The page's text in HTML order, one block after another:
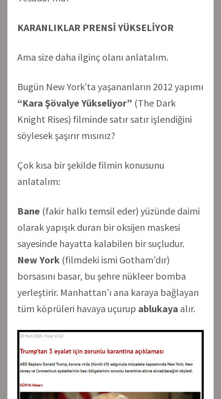
KARANLIKLAR PRENSİ YÜKSELİYOR
Ama size daha ilginç olanı anlatalım.
Bugün New York’ta yaşananların 2012 yapımı
“Kara Şövalye Yükseliyor” (The Dark
Knight Rises) filminde satır satır işlendiğini
söylesek şaşırır mısınız?
Çok kısa bir şekilde filmin konusunu
anlatalım:
Bane (fakir halkı temsil eder) yüzünde daimi
olarak yapışık duran bir oksijen maskesi
sayesinde hayatta kalabilen bir suçludur.
New York (filmdeki ismi Gotham’dır)
borsasını basar, bu şehre nükleer bomba
yerleştirir. Manhattan’ı ana karaya bağlayan
tüm köprüleri havaya uçurup ablukaya alır.